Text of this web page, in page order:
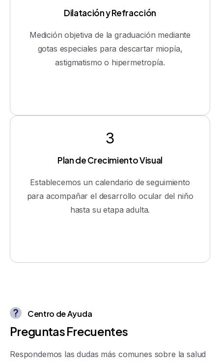
Dilatación y Refracción
Medición objetiva de la graduación mediante
gotas especiales para descartar miopía,
astigmatismo o hipermetropía.
3
Plan de Crecimiento Visual
Establecemos un calendario de seguimiento
para acompañar el desarrollo ocular del niño
hasta su etapa adulta.
Centro de Ayuda
PreguntasFrecuentes
Respondemos las dudas más comunes sobre la salud